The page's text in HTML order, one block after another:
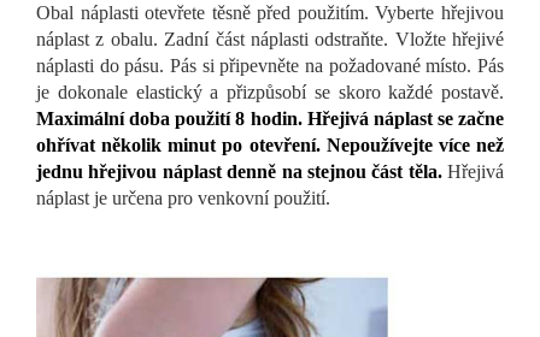
Obal náplasti otevřete těsně před použitím. Vyberte hřejivou
náplast z obalu. Zadní část náplasti odstraňte. Vložte hřejivé
náplasti do pásu. Pás si připevněte na požadované místo. Pás
je dokonale elastický a přizpůsobí se skoro každé postavě.
Maximální doba použití 8 hodin. Hřejivá náplast se začne
ohřívat několik minut po otevření. Nepoužívejte více než
jednu hřejivou náplast denně na stejnou část těla.Hřejivá
náplast je určena pro venkovní použití.